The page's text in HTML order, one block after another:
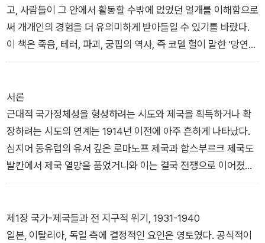
넓고도 깊은 관점에서 이해할 수 있을 것이다.
시절을 낳고 결국 추축국으로 하여금 제국주의적 영토 정복이라
는 복고적 계획에 착수하도록 자극한 더 넓은 역사적 힘들을 이해
하지 않고는 2차대전의 기원과 경과, 결과를 올바로 이해할 수 없
다. 이런 제국주의적 야망이 패배하고 나자 세계가 비교적 안정을
다.
고, 사람들이 그 안에서 활동할 수밖에 없었던 얼개를 이해함으로
써 개개인의 경험을 더 유의미하게 받아들일 수 있기를 바랐다.
이 책은 죽음, 테러, 파괴, 궁핍의 역사, 즉 코델 헐이 말한 ‘망연자
실한 시련’의 역사이기도 하다. 피와 폐허는 혹독한 대가였다.
서론
근대적 국가정체성을 형성하려는 시도와 제국을 획득하거나 확
장하려는 시도의 연계는 1914년 이전에 아주 흔하게 나타났다.
심지어 동유럽의 유서 깊은 로마노프 제국과 합스부르크 제국도
발칸에서 제국 열망을 품었거니와 이는 결국 전쟁으로 이어졌다.
해외 제국을 공고히 하거나 건설하려는 국가들의 경우, 국가 건설
ation-empire)’은 영토 쟁탈전에 뛰어든 이런 국가들을 정의하
는 용어다. 이른바 ‘제국주의의 국유화’는 1930년대와 폭력적 영
제1장 국가-제국들과 전 지구적 위기, 1931-1940
일본, 이탈리아, 독일 측에 결정적인 요인은 영토였다. 공식적이